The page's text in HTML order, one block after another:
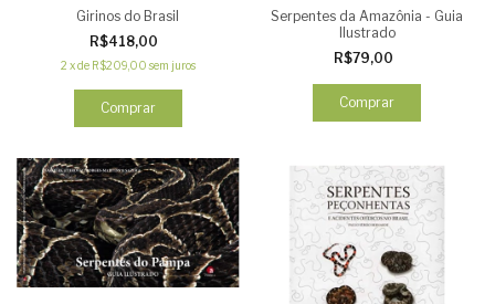
Girinos do Brasil
R$418,00
2 xde R$209,00 sem juros
Serpentes da Amazônia - Guia
Ilustrado
R$79,00